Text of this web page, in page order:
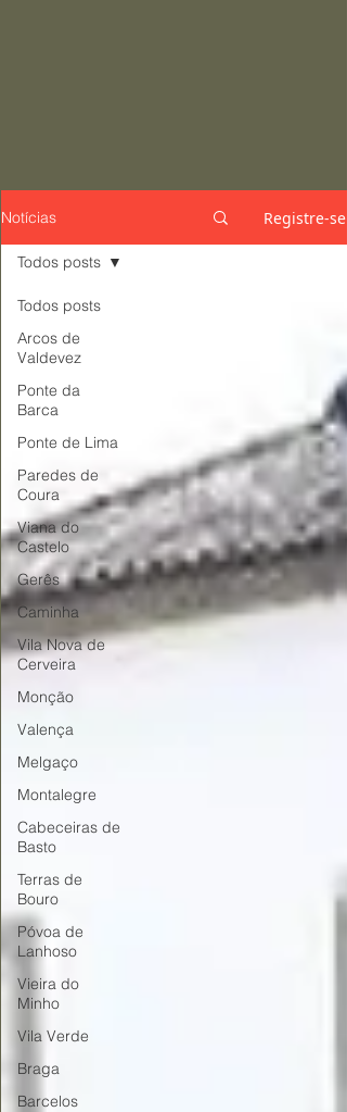
Notícias Registre-se
Todos posts
Arcos de
Valdevez
Ponte da
Barca
Ponte de Lima
Paredes de
Coura
Viana do
Castelo
Gerês
Caminha
Vila Nova de
Cerveira
Monção
Valença
Melgaço
Montalegre
Cabeceiras de
Basto
Terras de
Bouro
Póvoa de
Lanhoso
Vieira do
Minho
Vila Verde
Braga
Barcelos
Todos posts